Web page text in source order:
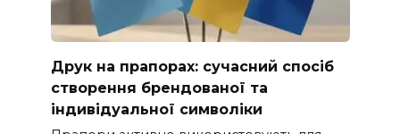
Друк на прапорах: сучасний спосіб
створення брендованої та
індивідуальної символіки